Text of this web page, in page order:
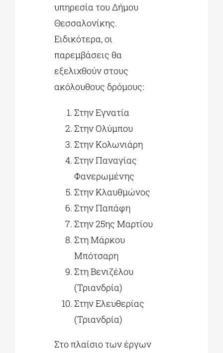
υπηρεσία του Δήμου
Θεσσαλονίκης.
Ειδικότερα, οι
παρεμβάσεις θα
εξελιχθούν στους
ακόλουθους δρόμους:
Στην Εγνατία
Στην Ολύμπου
Στην Κολωνιάρη
Στην Παναγίας
Φανερωμένης
Στην Κλαυθμώνος
Στην Παπάφη
Στην 25ης Μαρτίου
Στη Μάρκου
Μπότσαρη
Στη Βενιζέλου
(Τριανδρία)
Στην Ελευθερίας
(Τριανδρία)
Στο πλαίσιο των έργων